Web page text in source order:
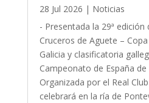
28 Jul 2026 | Noticias
- Presentada la 29ª edición
Cruceros de Aguete –
Galicia y clasificatoria
Campeonato de España de
Organizada por el Real
celebrará en la ría de